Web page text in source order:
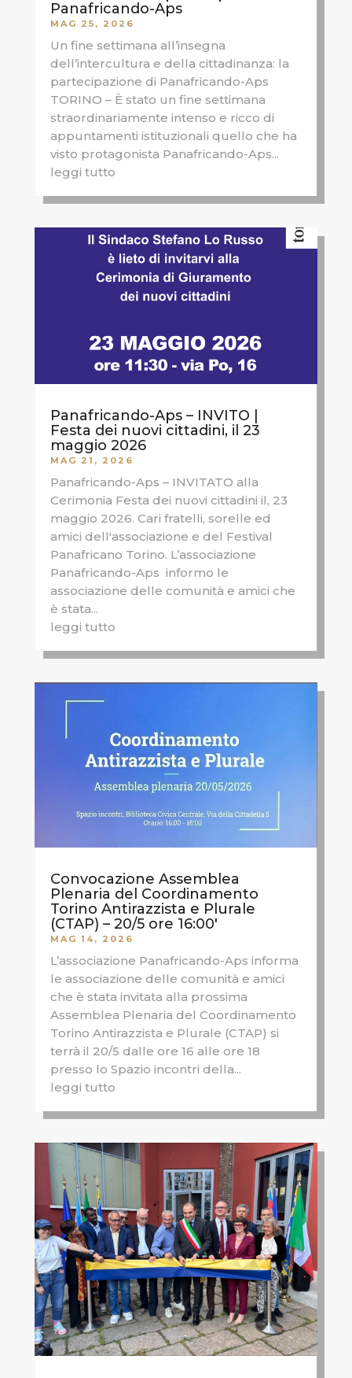
Panafricando-Aps
MAG 25, 2026
Un fine settimana all’insegna
dell’intercultura e della cittadinanza: la
partecipazione di Panafricando-Aps
TORINO – È stato un fine settimana
straordinariamente intenso e ricco di
appuntamenti istituzionali quello che ha
visto protagonista Panafricando-Aps...
leggi tutto
Panafricando-Aps – INVITO |
Festa dei nuovi cittadini, il 23
maggio 2026
MAG 21, 2026
Panafricando-Aps – INVITATO alla
Cerimonia Festa dei nuovi cittadini il, 23
maggio 2026. Cari fratelli, sorelle ed
amici dell'associazione e del Festival
Panafricano Torino. L’associazione
Panafricando-Aps informo le
associazione delle comunità e amici che
è stata...
leggi tutto
Convocazione Assemblea
Plenaria del Coordinamento
Torino Antirazzista e Plurale
(CTAP) – 20/5 ore 16:00′
MAG 14, 2026
L’associazione Panafricando-Aps informa
le associazione delle comunità e amici
che è stata invitata alla prossima
Assemblea Plenaria del Coordinamento
Torino Antirazzista e Plurale (CTAP) si
terrà il 20/5 dalle ore 16 alle ore 18
presso lo Spazio incontri della...
leggi tutto